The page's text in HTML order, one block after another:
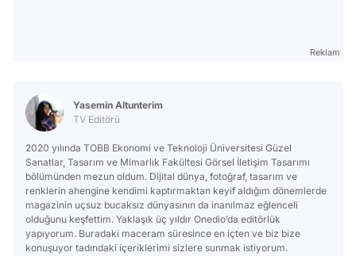
Reklam
Yasemin Altunterim
TV Editörü
2020 yılında TOBB Ekonomi ve Teknoloji Üniversitesi Güzel
Sanatlar, Tasarım ve Mimarlık Fakültesi Görsel İletişim Tasarımı
bölümünden mezun oldum. Dijital dünya, fotoğraf, tasarım ve
renklerin ahengine kendimi kaptırmaktan keyif aldığım dönemlerde
magazinin uçsuz bucaksız dünyasının da inanılmaz eğlenceli
olduğunu keşfettim. Yaklaşık üç yıldır Onedio’da editörlük
yapıyorum. Buradaki maceram süresince en içten ve biz bize
konuşuyor tadındaki içeriklerimi sizlere sunmak istiyorum.